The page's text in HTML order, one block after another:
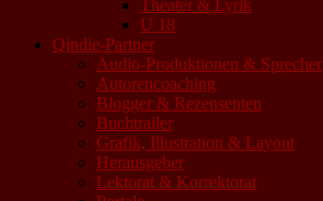
Theater & Lyrik
U 18
Qindie-Partner
Audio-Produktionen & Sprecher
Autorencoaching
Blogger & Rezensenten
Buchtrailer
Grafik, Illustration & Layout
Herausgeber
Lektorat & Korrektorat